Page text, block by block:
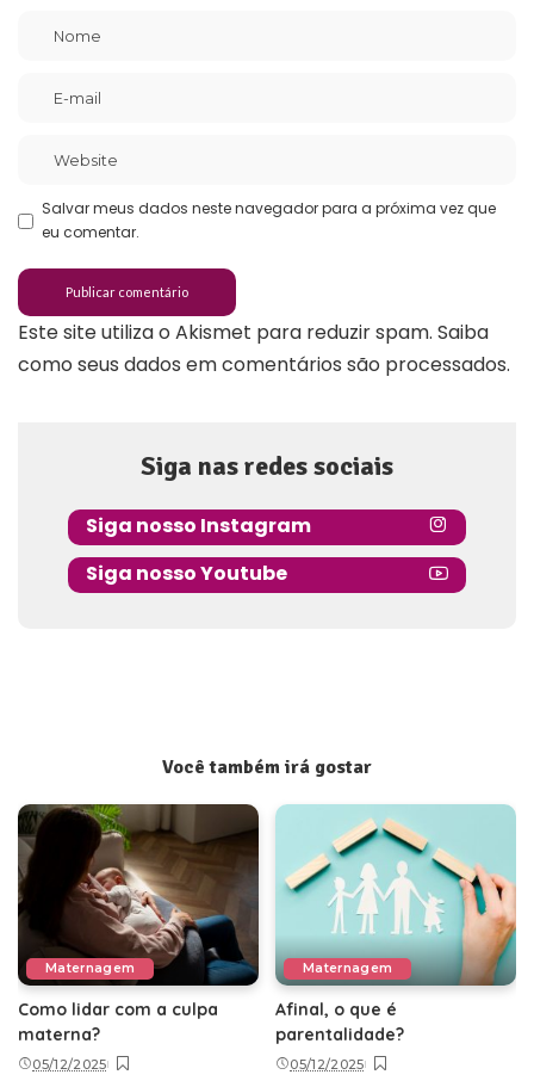
Salvar meus dados neste navegador para a próxima vez que
eu comentar.
Este site utiliza o Akismet para reduzir spam. Saiba
como seus dados em comentários são processados.
Siga nas redes sociais
Siga nosso Instagram
Siga nosso Youtube
Você também irá gostar
Maternagem
Como lidar com a culpa
materna?
05/12/2025
Maternagem
Afinal, o que é
parentalidade?
05/12/2025